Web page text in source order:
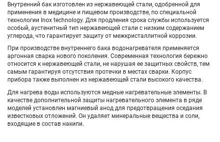
Внутренний бак изготовлен из нержавеющей стали, одобренной для
применения в медицине и пищевом производстве, по специальной
технологии Inox technology. Для продления срока службы используется
особый, аустенитный тип нержавеющей стали с низким содержанием
углерода, что гарантирует защиту от межкристаллитной коррозии.
При производстве внутреннего бака водонагревателя применяется
аргонная сварка нового поколения. Современная технология бережно
относится к нержавеющей стали, не нарушая ее защитных свойств, тем
самым гарантируя отсутствия протечки в местах сварки. Корпус
прибора также выполнен из нержавеющей стали высокого качества.
Для нагрева воды используются медные нагревательные элементы. В
качестве дополнительной защиты нагревательного элемента в ряде
моделей установлен магниевый анод для предотвращения оседания
известковых отложений. Он удаляет минеральные вещества и соли,
входящие в состав накипи.